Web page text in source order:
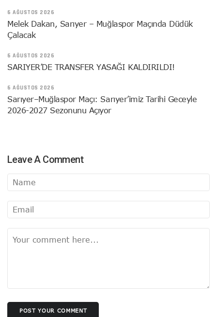
6 AĞUSTOS 2026
Melek Dakan, Sarıyer – Muğlaspor Maçında Düdük
Çalacak
6 AĞUSTOS 2026
SARIYER’DE TRANSFER YASAĞI KALDIRILDI!
6 AĞUSTOS 2026
Sarıyer–Muğlaspor Maçı: Sarıyer’imiz Tarihi Geceyle
2026-2027 Sezonunu Açıyor
Leave A Comment
POST YOUR COMMENT